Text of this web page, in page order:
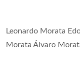
Leonardo Morata
Morata Álvaro